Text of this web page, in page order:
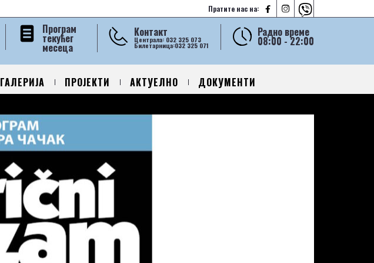
Пратите нас на:   
Радно време
08:00 - 22:00
Контакт
Централа: 032 325 073
Билетарница:032 325 071
Програм
текућег
месеца
ГАЛЕРИЈА ПРОЈЕКТИ АКТУЕЛНО ДОКУМЕНТИ